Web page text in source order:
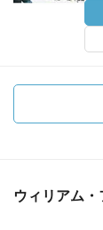
ウィリアム